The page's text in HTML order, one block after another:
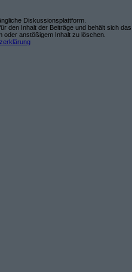
Diskussionsplattform.
den Inhalt der Beiträge und behält sich das
oder anstößigem Inhalt zu löschen.